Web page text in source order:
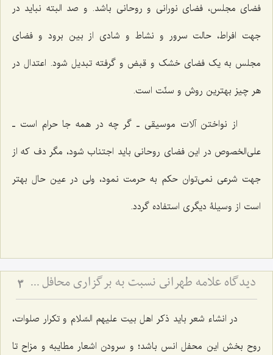
فضای مجلس، فضای نورانی و روحانی باشد. و صد البته نباید در
جهت افراط، حالت سرور و نشاط و شادی از بین برود و فضای
مجلس به یک فضای خشک و قبض و گرفته تبدیل شود. اعتدال در
هر چیز بهترین روش و سنّت است.
از نواختن آلات موسیقی ـ گر چه در همه جا حرام است ـ
علی‌الخصوص در این فضای روحانی باید اجتناب شود، مگر دف که از
جهت شرعی نمی‌توان حکم به حرمت نمود، ولی در عین حال بهتر
است از وسیلۀ دیگری استفاده گردد.
دیدگاه علاّمه طهرانی نسبت به برگزاری محافل جشن و عروسی و ترحیم 3
در انشاء شعر باید ذکر اهل بیت علیهم السّلام و تکرار صلوات،
روح بخش این محفل انس باشد؛ و سرودن اشعار مطایبه و مزاح تا